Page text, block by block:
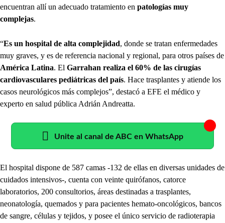
encuentran allí un adecuado tratamiento en patologías muy
complejas.
“Es un hospital de alta complejidad, donde se tratan enfermedades
muy graves, y es de referencia nacional y regional, para otros países de
América Latina. El Garrahan realiza el 60% de las cirugías
cardiovasculares pediátricas del país. Hace trasplantes y atiende los
casos neurológicos más complejos”, destacó a EFE el médico y
experto en salud pública Adrián Andreatta.
Unite al canal de ABC en WhatsApp
El hospital dispone de 587 camas -132 de ellas en diversas unidades de
cuidados intensivos-, cuenta con veinte quirófanos, catorce
laboratorios, 200 consultorios, áreas destinadas a trasplantes,
neonatología, quemados y para pacientes hemato-oncológicos, bancos
de sangre, células y tejidos, y posee el único servicio de radioterapia